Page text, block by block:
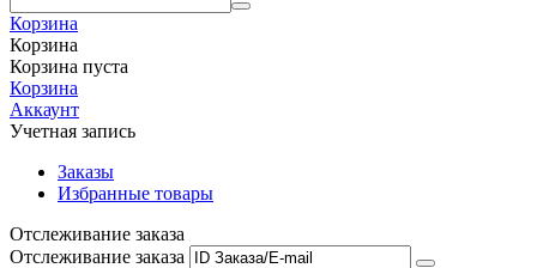
Корзина
Корзина
Корзина пуста
Корзина
Аккаунт
Учетная запись
Заказы
Избранные товары
Отслеживание заказа
Отслеживание заказа